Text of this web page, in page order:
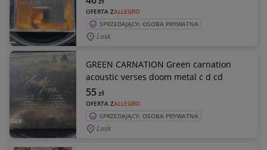
OFERTA ZALLEGRO
SPRZEDAJĄCY: OSOBA PRYWATNA
Lask
GREEN CARNATION Green carnation
acoustic verses doom metal c d cd
OFERTA ZALLEGRO
55zł
SPRZEDAJĄCY: OSOBA PRYWATNA
Lask